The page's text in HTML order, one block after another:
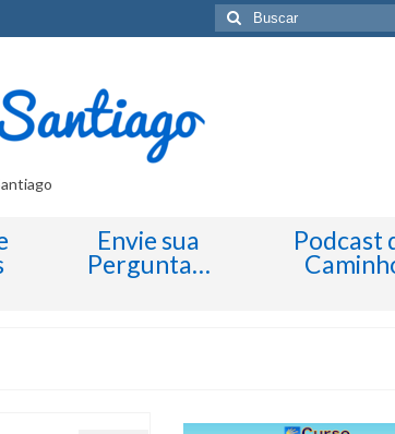
Buscar
por:
Envie sua
Pergunta…
Podcast